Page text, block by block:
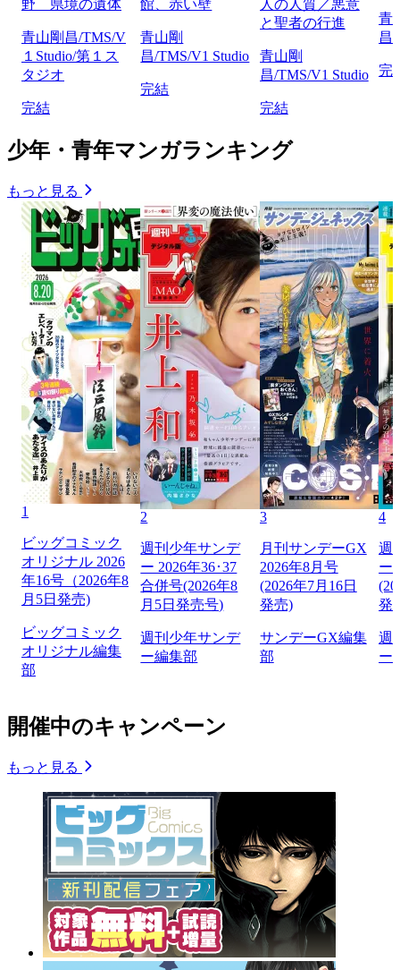
野 県境の遺体
青山剛昌/TMS/V
１Studio/第１ス
タジオ
完結
館、赤い壁
青山剛
昌/TMS/V1 Studio
完結
人の人質／悪意
と聖者の行進
青山剛
昌/TMS/V1 Studio
完結
青
昌
完
少年・青年マンガランキング
もっと見る
1
ビッグコミック
オリジナル 2026
年16号（2026年8
月5日発売)
ビッグコミック
オリジナル編集
部
2
週刊少年サンデ
ー 2026年36･37
合併号(2026年8
月5日発売号)
週刊少年サンデ
ー編集部
3
月刊サンデーGX
2026年8月号
(2026年7月16日
発売)
サンデーGX編集
部
4
週
ー
発
週
ー
開催中のキャンペーン
もっと見る